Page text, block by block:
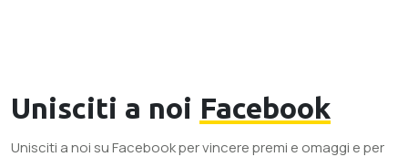
Unisciti a noi Facebook
Unisciti a noi su Facebook per vincere premi e omaggi e per